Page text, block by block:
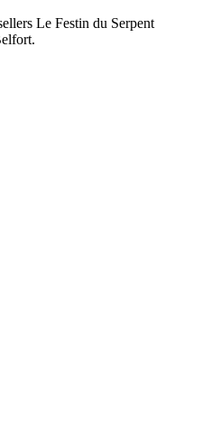
Le Festin du Serpent